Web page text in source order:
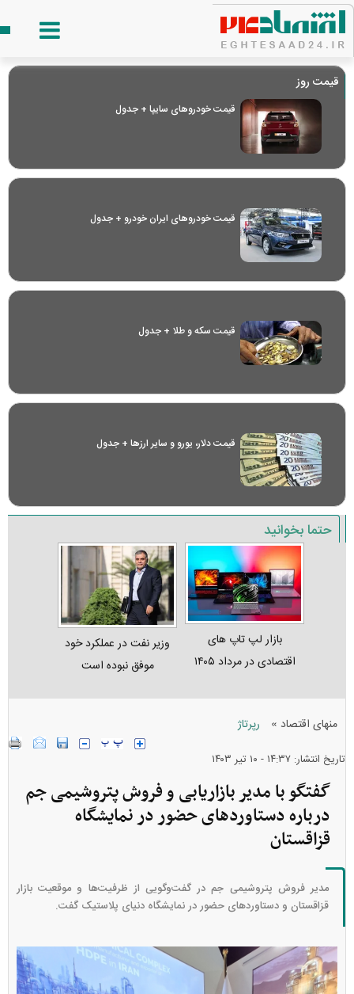
قیمت روز
قیمت خودرو‌های سایپا + جدول
قیمت خودرو‌های ایران خودرو + جدول
قیمت سکه و طلا + جدول
قیمت دلار، یورو و سایر ارز‌ها + جدول
حتما بخوانید
بازار لپ‌ تاپ‌ های
اقتصادی در مرداد ۱۴۰۵
وزیر نفت در عملکرد خود
موفق نبوده است
منهای اقتصاد » رپرتاژ
تاریخ انتشار: ۱۴:۳۷ - ۱۰ تير ۱۴۰۳
گفتگو با مدیر بازاریابی و فروش پتروشیمی جم
درباره دستاورد‌های حضور در نمایشگاه
قزاقستان
مدیر فروش پتروشیمی جم در گفت‌وگویی از ظرفیت‌ها و موقعیت بازار
قزاقستان و دستاورد‌های حضور در نمایشگاه دنیای پلاستیک گفت.